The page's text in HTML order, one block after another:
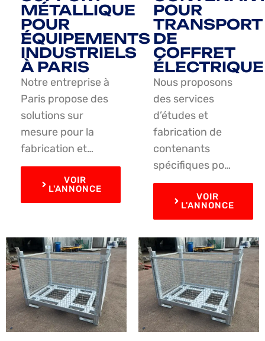
MÉTALLIQUE
POUR
ÉQUIPEMENTS
INDUSTRIELS
À PARIS
Notre entreprise à
Paris propose des
solutions sur
mesure pour la
fabrication et…
VOIR
L'ANNONCE
POUR
TRANSPORT
DE
COFFRET
ÉLECTRIQUE
Nous proposons
des services
d’études et
fabrication de
contenants
spécifiques po…
VOIR
L'ANNONCE